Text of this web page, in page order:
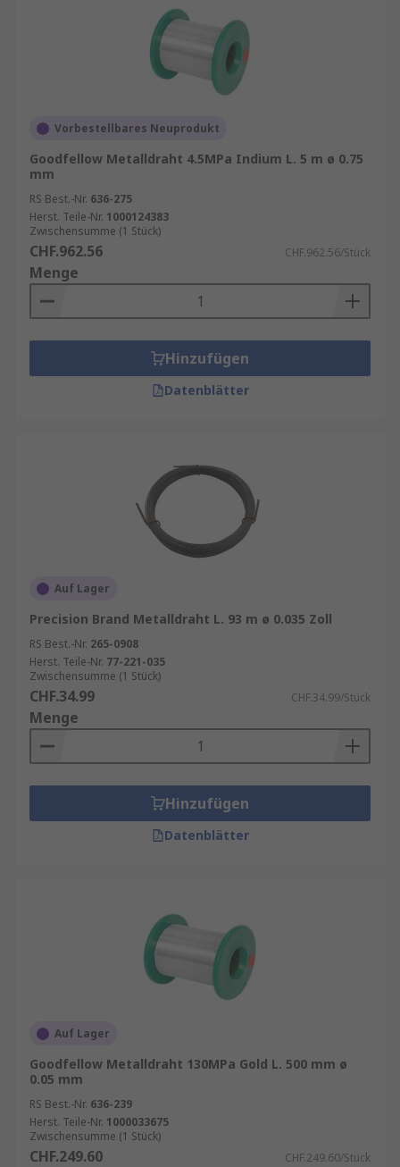
Vorbestellbares Neuprodukt
Goodfellow Metalldraht 4.5MPa Indium L. 5 m ø 0.75
mm
RS Best.-Nr. 636-275
Herst. Teile-Nr. 1000124383
Zwischensumme (1 Stück)
CHF.962.56 CHF.962.56/Stück
Menge
Hinzufügen
Datenblätter
Auf Lager
Precision Brand Metalldraht L. 93 m ø 0.035 Zoll
RS Best.-Nr. 265-0908
Herst. Teile-Nr. 77-221-035
Zwischensumme (1 Stück)
CHF.34.99 CHF.34.99/Stück
Menge
Hinzufügen
Datenblätter
Auf Lager
Goodfellow Metalldraht 130MPa Gold L. 500 mm ø
0.05 mm
RS Best.-Nr. 636-239
Herst. Teile-Nr. 1000033675
Zwischensumme (1 Stück)
CHF.249.60 CHF.249.60/Stück